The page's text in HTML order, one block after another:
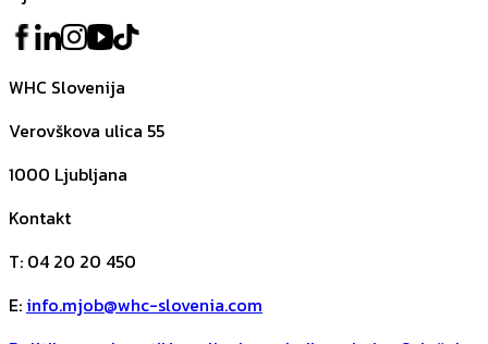
WHC Slovenija
Verovškova ulica 55
1000 Ljubljana
Kontakt
T: 04 20 20 450
E: info.mjob@whc-slovenia.com